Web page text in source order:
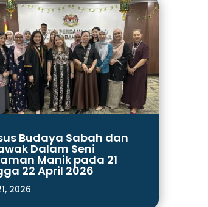
Budaya Sabah dan
Dalam Seni
Manik pada 21
22 April 2026
2026